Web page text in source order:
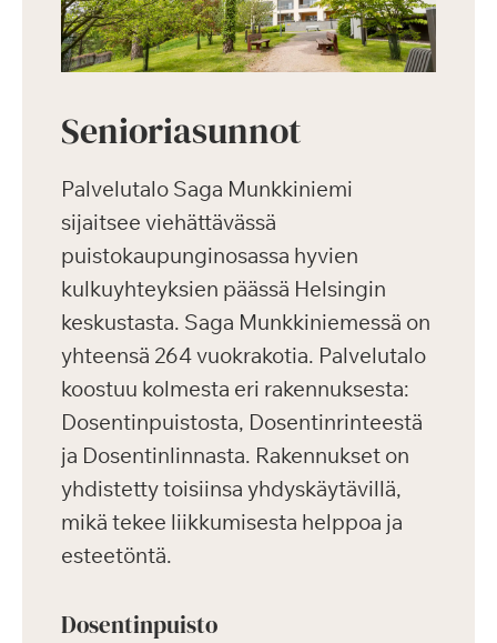
Senioriasunnot
Palvelutalo Saga Munkkiniemi
sijaitsee viehättävässä
puistokaupunginosassa hyvien
kulkuyhteyksien päässä Helsingin
keskustasta. Saga Munkkiniemessä on
yhteensä 264 vuokrakotia. Palvelutalo
koostuu kolmesta eri rakennuksesta:
Dosentinpuistosta, Dosentinrinteestä
ja Dosentinlinnasta. Rakennukset on
yhdistetty toisiinsa yhdyskäytävillä,
mikä tekee liikkumisesta helppoa ja
esteetöntä.
Dosentinpuisto